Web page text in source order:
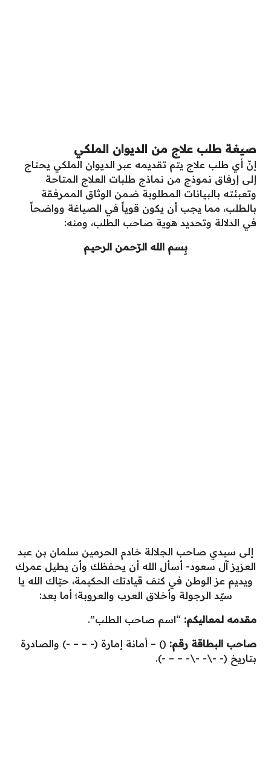
صيغة طلب علاج من الديوان الملكي
إنّ أي طلب علاج يتم تقديمه عبر الديوان الملكي يحتاج
إلى إرفاق نموذج من نماذج طلبات العلاج المتاحة
وتعبئته بالبيانات المطلوبة ضمن الوثاق الممرفقة
بالطلب، مما يجب أن يكون قوياً في الصياغة وواضحاً
في الدلالة وتحديد هوية صاحب الطلب، ومنه:
بِسم الله الرّحمن الرحيـم
إلى سيدي صاحب الجلالة خادم الحرمين سلمان بن عبد
العزيز آل سعود- أسأل الله أن يحفظك وأن يطيل عمرك
ويديم عز الوطن في كنف قيادتك الحكيمة، حيّاك الله يا
سيّد الرجولة وأخلاق العرب والعروبة؛ أما بعد:
مقدمه لمعاليكم: “اسم صاحب الطلب”.
صاحب البطاقة رقم: () – أمانة إمارة (- – – -) والصادرة
بتاريخ (- -\- -\- – – -).